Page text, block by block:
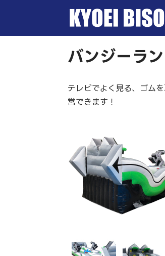
バンジーラン
テレビでよく見る、ゴム
営できます！